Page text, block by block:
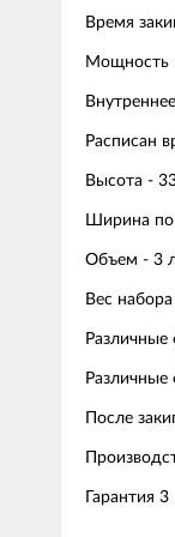
Время
Мощность
Расписан
Высота -
Ширина
Объем - 3
Вес
После
Гарантия 3